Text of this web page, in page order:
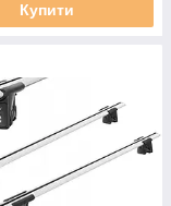
Купити